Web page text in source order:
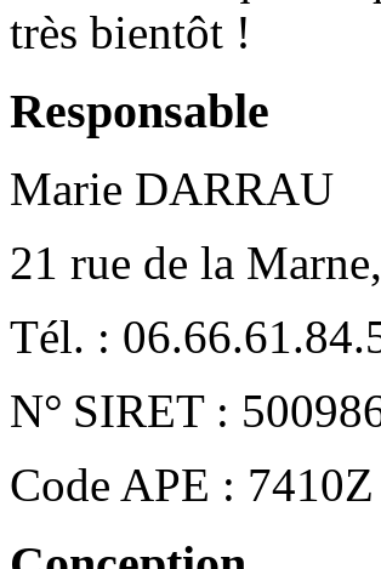
très bientôt !
Responsable
Marie DARRAU
21 rue de la
Tél. :
N° SIRET :
Code APE : 7410Z